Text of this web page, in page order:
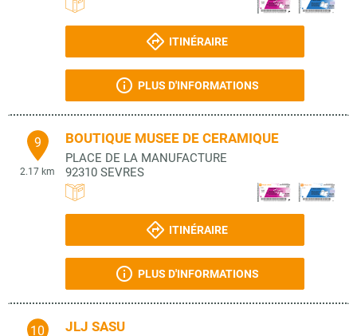
ITINÉRAIRE
PLUS D'INFORMATIONS
9
2.17 km
BOUTIQUE MUSEE DE CERAMIQUE
PLACE DE LA MANUFACTURE
92310 SEVRES
ITINÉRAIRE
PLUS D'INFORMATIONS
10 JLJ SASU